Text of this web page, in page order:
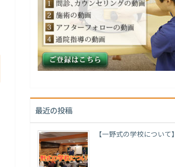
最近の投稿
【一野式の学校について】